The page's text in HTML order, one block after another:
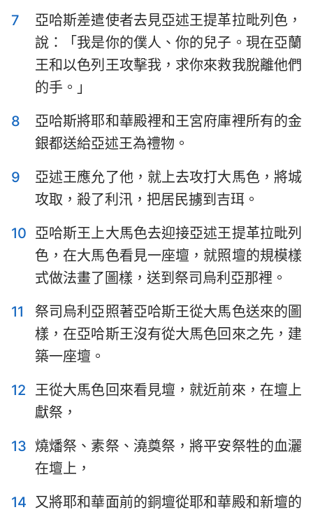
1 2 3 4 5 6
7
8
15
16 17 18 19 20
21
7
亞哈斯差遣使者去見亞述王提革拉毗列色，
說：「我是你的僕人、你的兒子。現在亞蘭
王和以色列王攻擊我，求你來救我脫離他們
的手。」
8
亞哈斯將耶和華殿裡和王宮府庫裡所有的金
銀都送給亞述王為禮物。
9
亞述王應允了他，就上去攻打大馬色，將城
攻取，殺了利汛，把居民擄到吉珥。
10 亞哈斯王上大馬色去迎接亞述王提革拉毗列
色，在大馬色看見一座壇，就照壇的規模樣
式做法畫了圖樣，送到祭司烏利亞那裡。
11
祭司烏利亞照著亞哈斯王從大馬色送來的圖
樣，在亞哈斯王沒有從大馬色回來之先，建
築一座壇。
12
王從大馬色回來看見壇，就近前來，在壇上
獻祭，
13 燒燔祭、素祭、澆奠祭，將平安祭牲的血灑
在壇上，
14 又將耶和華面前的銅壇從耶和華殿和新壇的